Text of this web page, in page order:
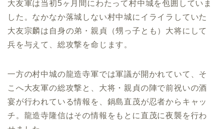
大友軍は当初5ヶ月間にわたって村中城を包囲していま
した。なかなか落城しない村中城にイライラしていた
大友宗麟は自身の弟・親貞（甥っ子とも）大将にして
兵を与えて、総攻撃を命じます。
一方の村中城の龍造寺軍では軍議が開かれていて、そ
こへ大友軍の総攻撃と、大将・親貞の陣で前祝いの酒
宴が行われている情報を、鍋島直茂が忍者からキャッ
チ。龍造寺隆信はその情報をもとに直茂に夜襲を行わ